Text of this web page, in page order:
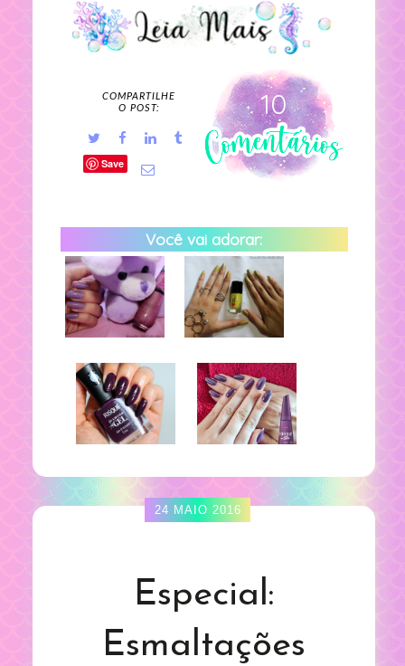
10
COMPARTILHE
O POST:
Save
Você vai adorar:
24 MAIO 2016
Especial:
Esmaltações